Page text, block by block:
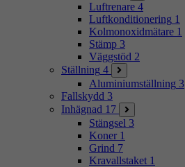
Luftrenare 4
Luftkonditionering 1
Kolmonoxidmätare 1
Stämp 3
Väggstöd 2
Ställning 4
Aluminiumställning 3
Fallskydd 3
Inhägnad 17
Stängsel 3
Koner 1
Grind 7
Kravallstaket 1